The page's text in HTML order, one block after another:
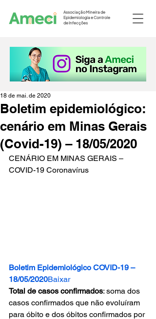
Associação Mineira de
Epidemiologia e Controle
de Infecções
Boletim epidemiológico:
cenário em Minas Gerais
(Covid-19) – 18/05/2020
18 de mai. de 2020
CENÁRIO EM MINAS GERAIS –
COVID-19 Coronavírus
Boletim Epidemiológico COVID-19 –
18/05/2020Baixar
Total de casos confirmados: soma dos
casos confirmados que não evoluíram
para óbito e dos óbitos confirmados por